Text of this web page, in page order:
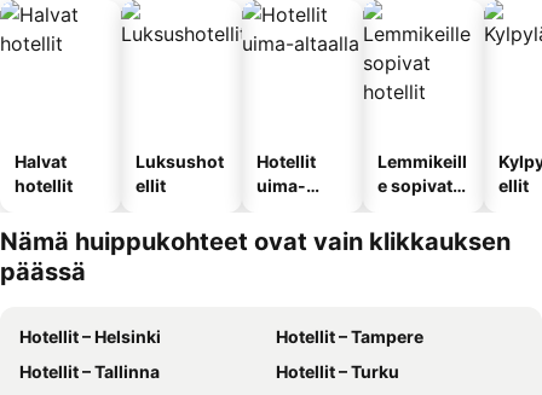
Halvat
hotellit
Luksushot
ellit
Hotellit
uima-
Lemmikeill
e sopivat
ellit
Nämä huippukohteet ovat vain klikkauksen
päässä
Hotellit – Helsinki
Hotellit – Tampere
Hotellit – Tallinna
Hotellit – Turku